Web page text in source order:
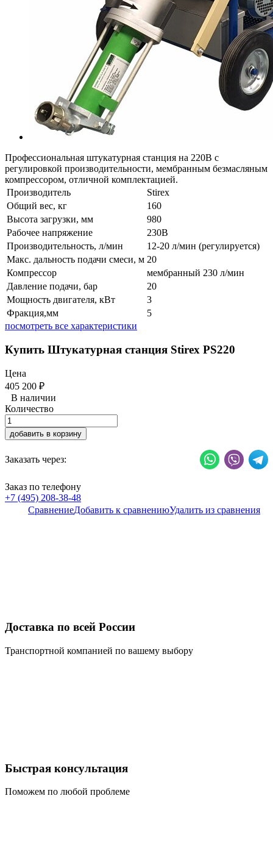
Профессиональная штукатурная станция на 220В с
регулировкой производительности, мембранным безмасляным
компрессором, отличной комплектацией.
Производитель
Stirex
Общий вес, кг
160
Высота загрузки, мм
980
Рабочее напряжение
230В
Производительность, л/мин
12-20 л/мин (регулируется)
Макс. дальность подачи смеси, м 20
Компрессор
мембранный 230 л/мин
Давление подачи, бар
20
Мощность двигателя, кВт
3
Фракция,мм
5
посмотреть все характеристики
Купить Штукатурная станция Stirex PS220
Цена
405 200 ₽
В наличии
Количество
добавить в корзину
Заказать через:
Заказ по телефону
+7 (495) 208-38-48
СравнениеДобавить к сравнениюУдалить из сравнения
Доставка по всей России
Транспортной компанией по вашему выбору
Быстрая консультация
Поможем по любой проблеме